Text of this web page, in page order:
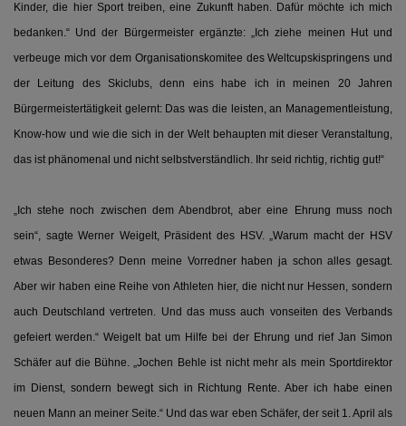
Kinder, die hier Sport treiben, eine Zukunft haben. Dafür möchte ich mich
bedanken.“ Und der Bürgermeister ergänzte: „Ich ziehe meinen Hut und
verbeuge mich vor dem Organisationskomitee des Weltcupskispringens und
der Leitung des Skiclubs, denn eins habe ich in meinen 20 Jahren
Bürgermeistertätigkeit gelernt: Das was die leisten, an Managementleistung,
Know-how und wie die sich in der Welt behaupten mit dieser Veranstaltung,
das ist phänomenal und nicht selbstverständlich. Ihr seid richtig, richtig gut!“
„Ich stehe noch zwischen dem Abendbrot, aber eine Ehrung muss noch
sein“, sagte Werner Weigelt, Präsident des HSV. „Warum macht der HSV
etwas Besonderes? Denn meine Vorredner haben ja schon alles gesagt.
Aber wir haben eine Reihe von Athleten hier, die nicht nur Hessen, sondern
auch Deutschland vertreten. Und das muss auch vonseiten des Verbands
gefeiert werden.“ Weigelt bat um Hilfe bei der Ehrung und rief Jan Simon
Schäfer auf die Bühne. „Jochen Behle ist nicht mehr als mein Sportdirektor
im Dienst, sondern bewegt sich in Richtung Rente. Aber ich habe einen
neuen Mann an meiner Seite.“ Und das war eben Schäfer, der seit 1. April als